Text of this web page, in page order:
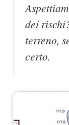
dei
terreno,
certo.